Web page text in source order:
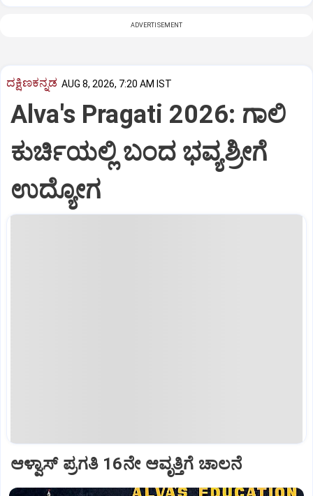
ADVERTISEMENT
ದಕ್ಷಿಣಕನ್ನಡ AUG 8, 2026, 7:20 AM IST
Alva's Pragati 2026: ಗಾಲಿ
ಕುರ್ಚಿಯಲ್ಲಿ ಬಂದ ಭವ್ಯಶ್ರೀಗೆ
ಉದ್ಯೋಗ
ಆಳ್ವಾಸ್‌ ಪ್ರಗತಿ 16ನೇ ಆವೃತ್ತಿಗೆ ಚಾಲನೆ